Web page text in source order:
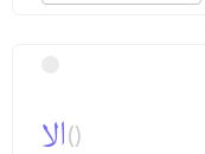
الا()